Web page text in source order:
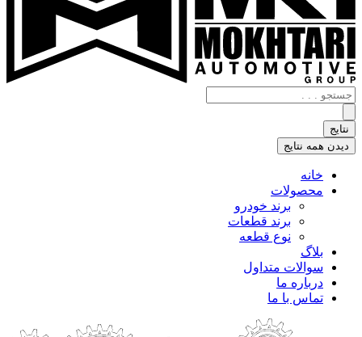
جستجو
.
.
.
نتایج
دیدن همه نتایج
خانه
محصولات
برند خودرو
برند قطعات
نوع قطعه
بلاگ
سوالات متداول
درباره ما
تماس با ما